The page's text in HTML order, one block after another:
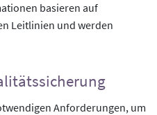
basieren auf
Leitlinien und werden
Anforderungen, um